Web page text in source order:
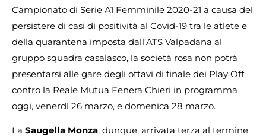
Campionato di Serie A1 Femminile 2020-21 a causa del
persistere di casi di positività al Covid-19 tra le atlete e
della quarantena imposta dall’ATS Valpadana al
gruppo squadra casalasco, la società rosa non potrà
presentarsi alle gare degli ottavi di finale dei Play Off
contro la Reale Mutua Fenera Chieri in programma
oggi, venerdì 26 marzo, e domenica 28 marzo.
La Saugella Monza, dunque, arrivata terza al termine